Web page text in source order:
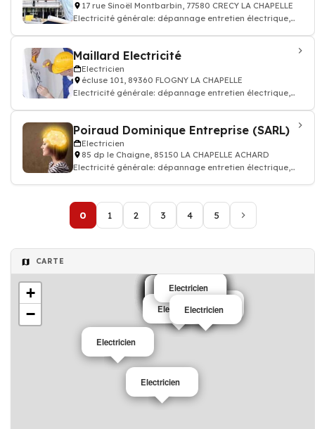
17 rue Sinoël Montbarbin, 77580 CRECY LA CHAPELLE
Electricité générale: dépannage entretien électrique,
Maillard Electricité
Electricien
écluse 101, 89360 FLOGNY LA CHAPELLE
Electricité générale: dépannage entretien électrique,
Poiraud Dominique Entreprise (SARL)
Electricien
85 dp le Chaigne, 85150 LA CHAPELLE ACHARD
Electricité générale: dépannage entretien électrique,
0 1 2 3 4 5
CARTE
Electricien
Electricien
Electricien
Electricien
Electricien
Electricien
Electricien
Electricien
Electricien
Electricien
Electricien
Electricien
Electricien
Electricien
Electricien
Electricien
Electricien
Electricien
Electricien
Electricien
+
−